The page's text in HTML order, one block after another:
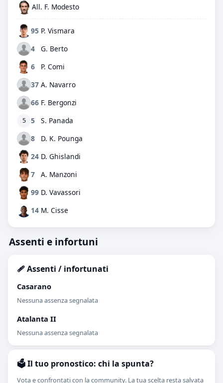
All. F. Modesto
95 P. Vismara
4
G. Berto
6
P. Comi
37 A. Navarro
66 F. Bergonzi
5 5
S. Panada
8
D. K. Pounga
24 D. Ghislandi
7
A. Manzoni
99 D. Vavassori
14 M. Cisse
Assenti e infortuni
🩹 Assenti / infortunati
Casarano
Nessuna assenza segnalata
Atalanta II
Nessuna assenza segnalata
🗳️ Il tuo pronostico: chi la spunta?
Vota e confrontati con la community. La tua scelta resta salvata